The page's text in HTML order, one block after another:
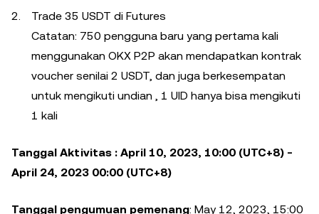
Trade 35 USDT di Futures
Catatan: 750 pengguna baru yang pertama kali
menggunakan OKX P2P akan mendapatkan kontrak
voucher senilai 2 USDT, dan juga berkesempatan
untuk mengikuti undian , 1 UID hanya bisa mengikuti
1 kali
Tanggal Aktivitas : April 10, 2023, 10:00 (UTC+8) -
April 24, 2023 00:00 (UTC+8)
Tanggal pengumuan pemenang: May 12, 2023, 15:00